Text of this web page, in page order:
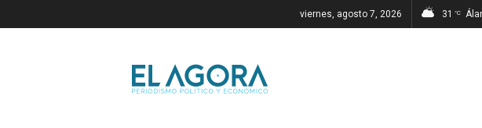
viernes, agosto 7, 2026 31 °C